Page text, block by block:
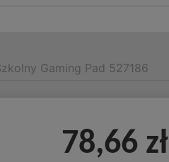
Gaming Pad 527186
78,66 zł